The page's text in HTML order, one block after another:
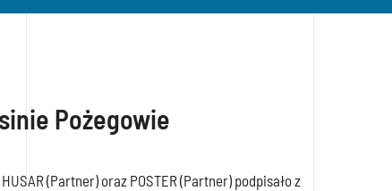
Pożegowie
(Partner) oraz POSTER (Partner) podpisało z